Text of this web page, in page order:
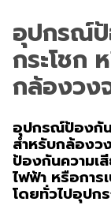
อุปกรณ์ป้
กระโชก
กล้องวง
อุปกรณ์ป้องกั
สำหรับกล้องว
ป้องกันความเ
ไฟฟ้า หรือการ
โดยทั่วไปอุป